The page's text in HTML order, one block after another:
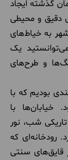
گذشته ایجاد
دقیق و محیطی
شهر به خیاط‌های
یک
و طرح‌های
بودیم که با
با
شب، نور
رودخانه‌ای که
قایق‌های سنتی